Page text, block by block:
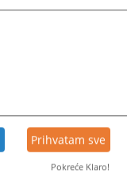
Prihvatam sve
Pokreće Klaro!